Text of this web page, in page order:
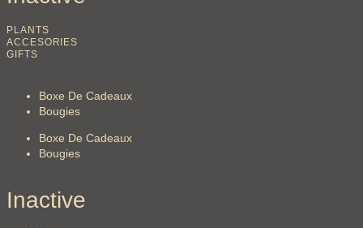
PLANTS
ACCESORIES
GIFTS
Boxe De Cadeaux
Bougies
Boxe De Cadeaux
Bougies
Inactive